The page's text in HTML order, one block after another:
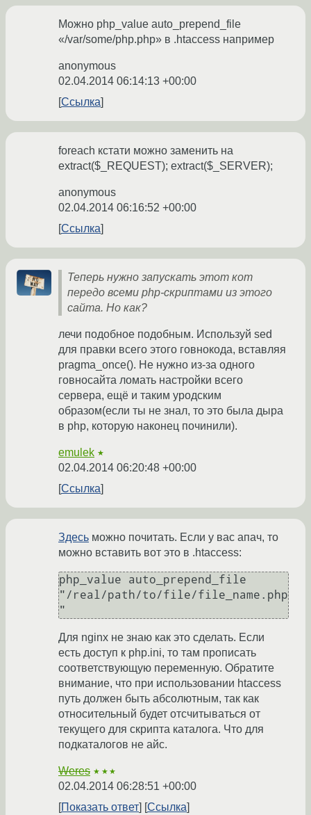
Можно php_value auto_prepend_file
«/var/some/php.php» в .htaccess например
anonymous
02.04.2014 06:14:13 +00:00
Ссылка
foreach кстати можно заменить на
extract($_REQUEST); extract($_SERVER);
anonymous
02.04.2014 06:16:52 +00:00
Ссылка
Теперь нужно запускать этот кот
передо всеми php-скриптами из этого
сайта. Но как?
лечи подобное подобным. Используй sed
для правки всего этого говнокода, вставляя
pragma_once(). Не нужно из-за одного
говносайта ломать настройки всего
сервера, ещё и таким уродским
образом(если ты не знал, то это была дыра
в php, которую наконец починили).
emulek ★
02.04.2014 06:20:48 +00:00
Ссылка
Здесь можно почитать. Если у вас апач, то
можно вставить вот это в .htaccess:
php_value auto_prepend_file
"/real/path/to/file/file_name.php
"
Для nginx не знаю как это сделать. Если
есть доступ к php.ini, то там прописать
соответствующую переменную. Обратите
внимание, что при использовании htaccess
путь должен быть абсолютным, так как
относительный будет отсчитываться от
текущего для скрипта каталога. Что для
подкаталогов не айс.
Weres ★★★
02.04.2014 06:28:51 +00:00
Показать ответ
Ссылка